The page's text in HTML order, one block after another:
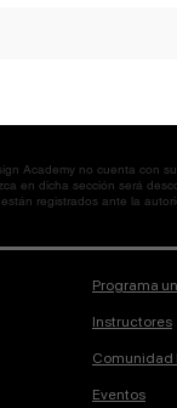
Academy no cuenta con
en dicha sección será
registrados ante la
Programa
Instructores
Comunidad
Eventos